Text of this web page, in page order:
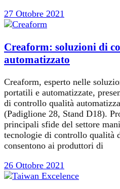
27 Ottobre 2021
Creaform: soluzioni di
automatizzato
Creaform, esperto nelle
portatili e automatizzate,
di controllo qualità
(Padiglione 28, Stand D18).
principali sfide del settore
tecnologie di controllo qualità
consentono ai produttori di
26 Ottobre 2021